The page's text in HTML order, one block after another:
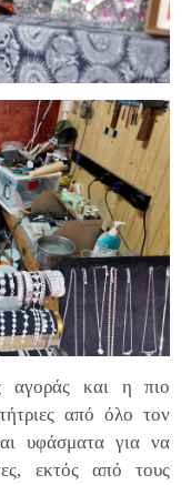
αγοράς και η πιο
από όλο τον
υφάσματα για να
εκτός από τους